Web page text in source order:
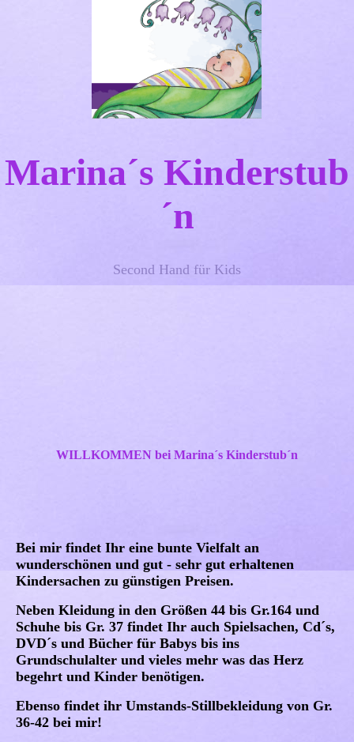
Marina´s Kinderstub
´n
Second Hand für Kids
WILLKOMMEN bei Marina´s Kinderstub´n
Bei mir findet Ihr eine bunte Vielfalt an
wunderschönen und gut - sehr gut erhaltenen
Kindersachen zu günstigen Preisen.
Neben Kleidung in den Größen 44 bis Gr.164 und
Schuhe bis Gr. 37 findet Ihr auch Spielsachen, Cd´s,
DVD´s und Bücher für Babys bis ins
Grundschulalter und vieles mehr was das Herz
begehrt und Kinder benötigen.
Ebenso findet ihr Umstands-Stillbekleidung von Gr.
36-42 bei mir!